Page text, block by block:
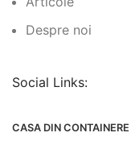
Despre noi
Social Links:
CASA DIN CONTAINERE